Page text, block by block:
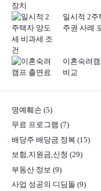
일시적 2주
주권 사례
이혼숙려
비교
명예훼손 (5)
무료 프로그램 (7)
배당주 배당금 정복 (15)
보험,지원금,신청 (29)
부동산 정보 (9)
사업 성공의 디딤돌 (9)